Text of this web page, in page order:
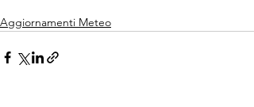
Aggiornamenti Meteo